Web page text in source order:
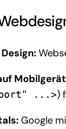
...>)
Google